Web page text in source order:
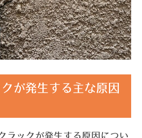
が発生する主な原因
ラックが発生する原因につい